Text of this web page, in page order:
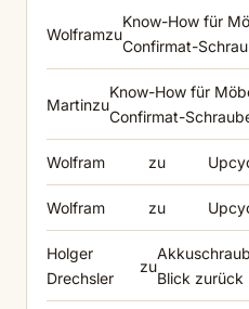
Wolframzu
Know-How für
Confirmat-
Martinzu
Know-How für
Confirmat-
Wolfram zu
Wolfram zu
Holger
Drechsler
zu
Blick zurück